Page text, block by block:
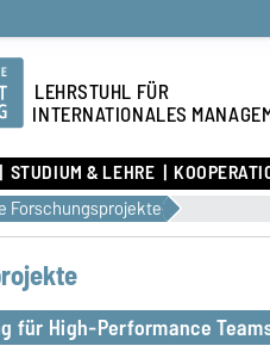
LEHRSTUHL FÜR
INTERNATIONALES
STUDIUM & LEHRE
Forschungsprojekte
für High-Performance